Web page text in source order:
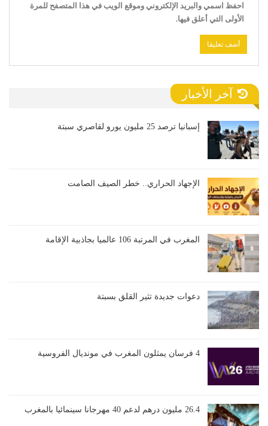
احفظ اسمي والبريد الإلكتروني وموقع الويب في هذا المتصفح للمرة
الأولى التي أعلق فيها.
آخر الأخبار
إسبانيا ترصد 25 مليون يورو لقاصري سبتة
الإجهاد الحراري.. خطر الصيف الصامت
المغرب في المرتبة 106 عالميا بجاذبية الإقامة
دعوات جديدة تثير القلق بسبتة
4 فرسان يمثلون المغرب في مونديال الفروسية
26.4 مليون درهم لدعم 40 مهرجانا سينمائيا بالمغرب